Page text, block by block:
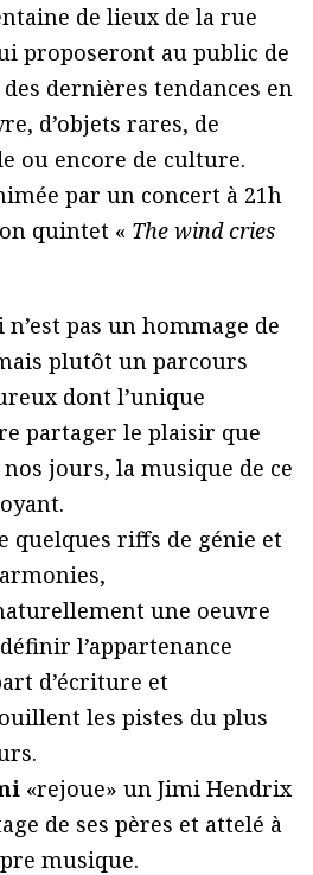
de lieux de la rue
proposeront au public de
dernières tendances en
d’objets rares, de
ou encore de culture.
par un concert à 21h
quintet « The wind cries
pas un hommage de
plutôt un parcours
dont l’unique
partager le plaisir que
jours, la musique de ce
quelques riffs de génie et
une oeuvre
l’appartenance
d’écriture et
les pistes du plus
«rejoue» un Jimi Hendrix
de ses pères et attelé à
musique.